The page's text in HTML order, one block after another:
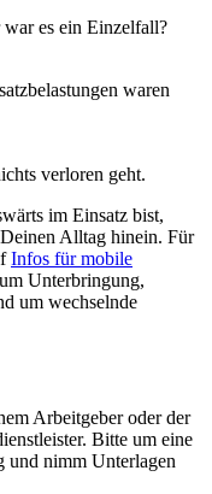
es ein Einzelfall?
waren
verloren geht.
im Einsatz bist,
Alltag hinein. Für
Infos für mobile
Unterbringung,
um wechselnde
Arbeitgeber oder der
Bitte um eine
und nimm Unterlagen